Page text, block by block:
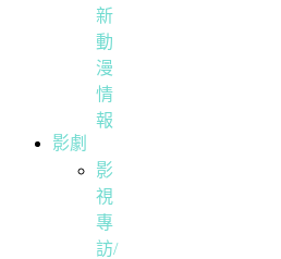
新
動
漫
情
報
影劇
影
視
專
訪/